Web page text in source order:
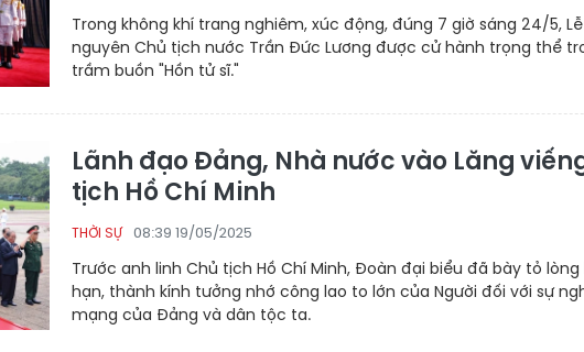
Trong không khí trang nghiêm, xúc động, đúng 7 giờ sáng 24/5,
nguyên Chủ tịch nước Trần Đức Lương được cử hành trọng thể
trầm buồn "Hồn tử sĩ."
Lãnh đạo Đảng, Nhà nước vào Lăng
tịch Hồ Chí Minh
THỜI SỰ 08:39 19/05/2025
Trước anh linh Chủ tịch Hồ Chí Minh, Đoàn đại biểu đã bày tỏ
hạn, thành kính tưởng nhớ công lao to lớn của Người đối với sự
mạng của Đảng và dân tộc ta.